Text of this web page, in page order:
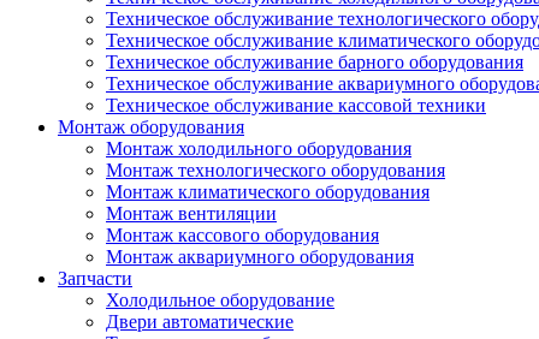
Техническое обслуживание технологического
Техническое обслуживание климатического
Техническое обслуживание барного оборудования
Техническое обслуживание аквариумного
Техническое обслуживание кассовой техники
Монтаж оборудования
Монтаж холодильного оборудования
Монтаж технологического оборудования
Монтаж климатического оборудования
Монтаж вентиляции
Монтаж кассового оборудования
Монтаж аквариумного оборудования
Запчасти
Холодильное оборудование
Двери автоматические